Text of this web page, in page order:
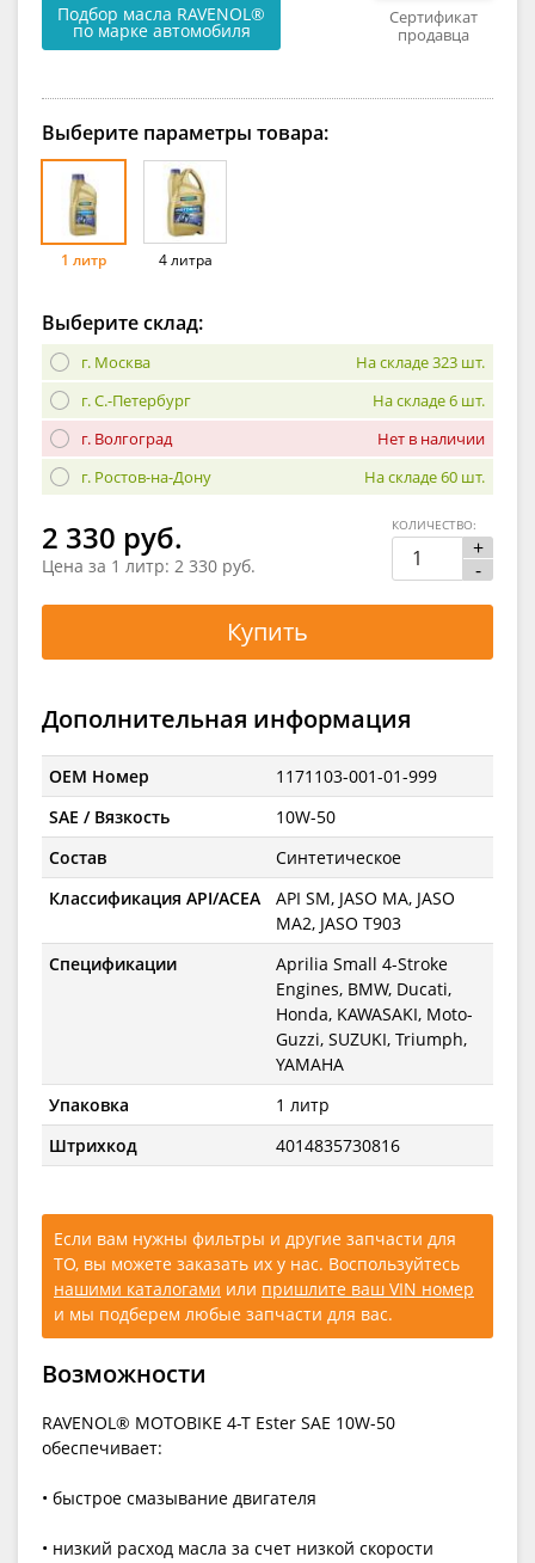
Подбор масла RAVENOL®
по марке автомобиля
Сертификат
продавца
Выберите параметры товара:
1 литр 4 литра
Выберите склад:
г. Москва
На складе 323 шт.
г. С.-Петербург
На складе 6 шт.
г. Волгоград
Нет в наличии
г. Ростов-на-Дону
На складе 60 шт.
2 330 руб.
Цена за 1 литр: 2 330 руб.
+
-
КОЛИЧЕСТВО:
Купить
Дополнительная информация
OEM Номер
1171103-001-01-999
SAE / Вязкость
10W-50
Состав
Синтетическое
Классификация API/ACEA
API SM, JASO MA, JASO
MA2, JASO T903
Спецификации
Aprilia Small 4-Stroke
Engines, BMW, Ducati,
Honda, KAWASAKI, Moto-
Guzzi, SUZUKI, Triumph,
YAMAHA
Упаковка
1 литр
Штрихкод
4014835730816
Если вам нужны фильтры и другие запчасти для
ТО, вы можете заказать их у нас. Воспользуйтесь
нашими каталогами или пришлите ваш VIN номер
и мы подберем любые запчасти для вас.
Возможности
RAVENOL® MOTOBIKE 4-T Ester SAE 10W-50
обеспечивает:
• быстрое смазывание двигателя
• низкий расход масла за счет низкой скорости